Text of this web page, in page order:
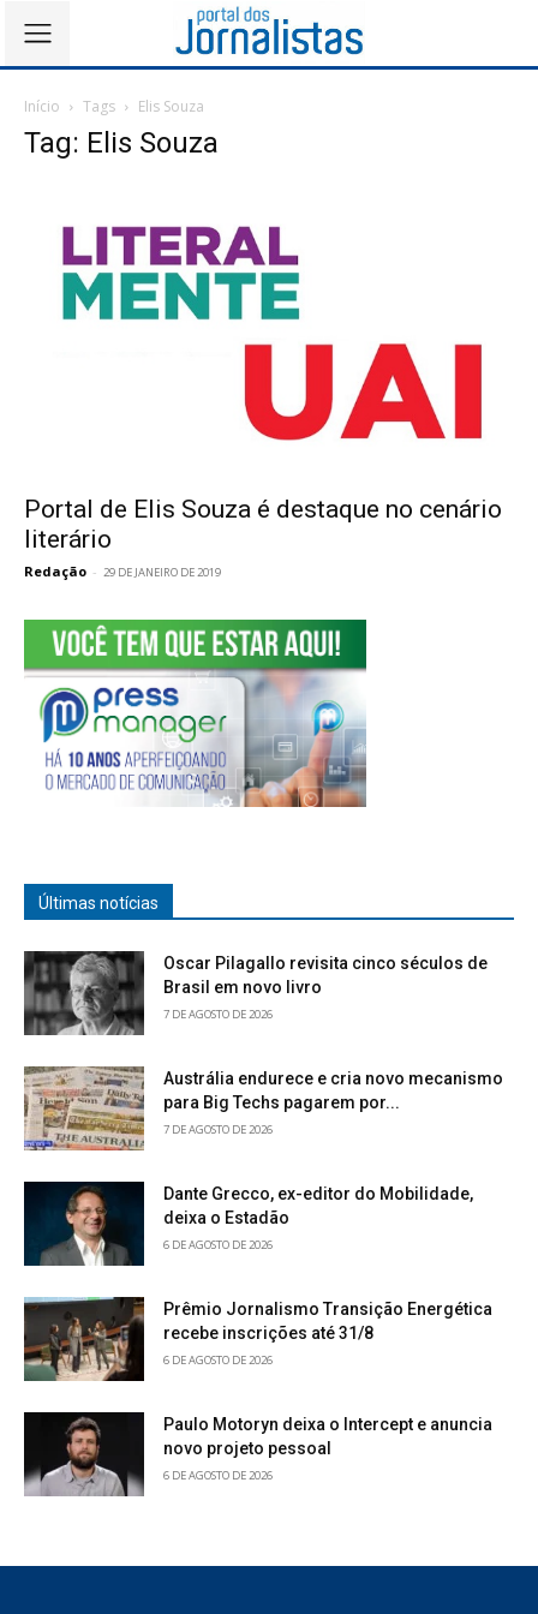
Início Tags Elis Souza
Tag: Elis Souza
Portal de Elis Souza é destaque no cenário
literário
Redação - 29 DE JANEIRO DE 2019
Últimas notícias
Oscar Pilagallo revisita cinco séculos de
Brasil em novo livro
7 DE AGOSTO DE 2026
Austrália endurece e cria novo mecanismo
para Big Techs pagarem por...
7 DE AGOSTO DE 2026
Dante Grecco, ex-editor do Mobilidade,
deixa o Estadão
6 DE AGOSTO DE 2026
Prêmio Jornalismo Transição Energética
recebe inscrições até 31/8
6 DE AGOSTO DE 2026
Paulo Motoryn deixa o Intercept e anuncia
novo projeto pessoal
6 DE AGOSTO DE 2026